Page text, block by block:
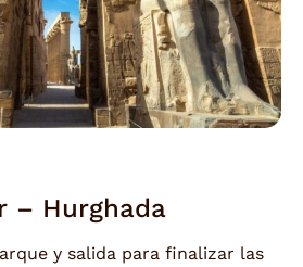
– Hurghada
y salida para finalizar las